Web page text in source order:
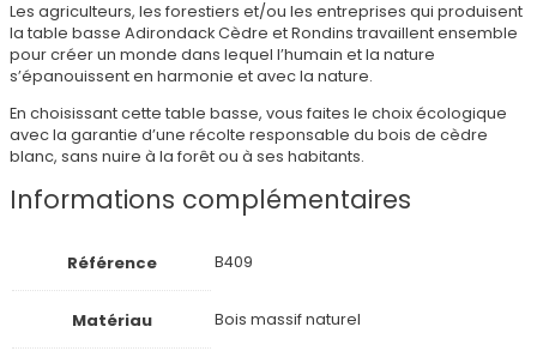
Les agriculteurs, les forestiers et/ou les entreprises qui produisent
la table basse Adirondack Cèdre et Rondins travaillent ensemble
pour créer un monde dans lequel l’humain et la nature
s’épanouissent en harmonie et avec la nature.
En choisissant cette table basse, vous faites le choix écologique
avec la garantie d’une récolte responsable du bois de cèdre
blanc, sans nuire à la forêt ou à ses habitants.
Informations complémentaires
Référence B409
Matériau Bois massif naturel